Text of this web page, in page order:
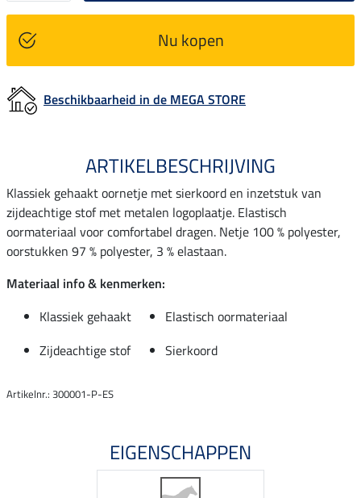
Nu kopen
Beschikbaarheid in de MEGA STORE
ARTIKELBESCHRIJVING
Klassiek gehaakt oornetje met sierkoord en inzetstuk van
zijdeachtige stof met metalen logoplaatje. Elastisch
oormateriaal voor comfortabel dragen. Netje 100 % polyester,
oorstukken 97 % polyester, 3 % elastaan.
Materiaal info & kenmerken:
Klassiek gehaakt
Elastisch oormateriaal
Zijdeachtige stof
Sierkoord
Artikelnr.: 300001-P-ES
EIGENSCHAPPEN